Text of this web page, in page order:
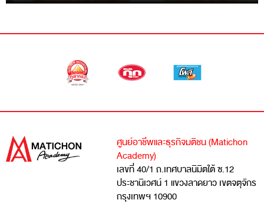
ศูนย์อาชีพและธุรกิจมติชน (Matichon
Academy)
เลขที่ 40/1 ถ.เทศบาลนิมิตใต้ ซ.12
ประชานิเวศน์ 1 แขวงลาดยาว เขตจตุจักร
กรุงเทพฯ 10900